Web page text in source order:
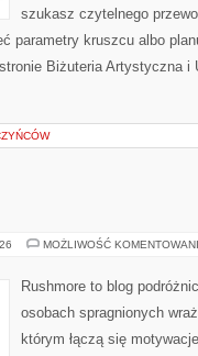
szukasz czytelnego
parametry kruszcu albo
Biżuteria Artystyczna i
MOŻLIWOŚĆ
Rushmore to blog
osobach spragnionych
którym łączą się